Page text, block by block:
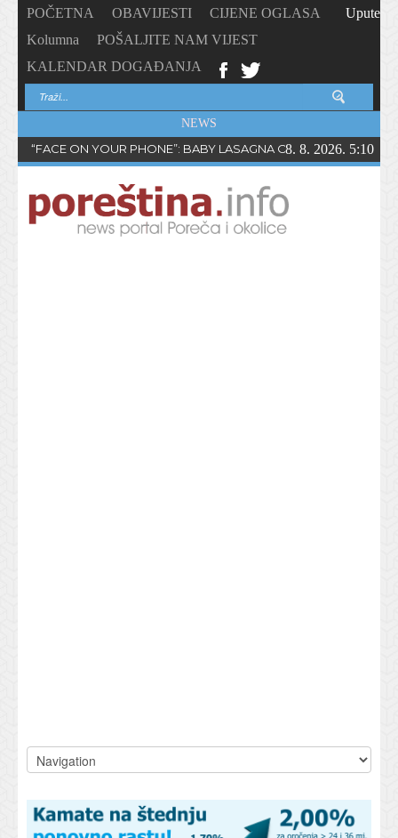
POČETNA OBAVIJESTI
CIJENE OGLASA
Kolumna
POŠALJITE NAM VIJEST
KALENDAR DOGAĐANJA
Upute
NEWS
“FACE ON YOUR PHONE”: BABY LASAGNA OBJAVIO NOVI
8. 8. 2026. 5:10